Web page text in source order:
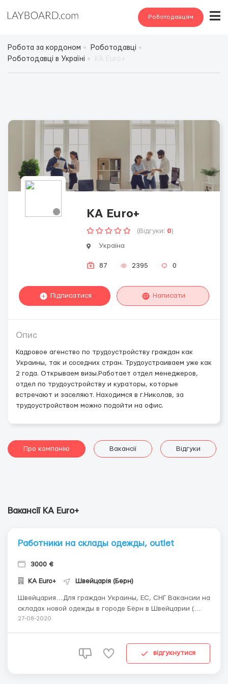
Роботодавцям
Робота за кордоном
Роботодавці
Роботодавці в Україні
KA Euro+
(Відгуки: 0)
Україна
87 2395 0
Підписатися Написати
Опис
Кадровое агенство по трудоустройству граждан как
Украины, так и соседних стран. Трудоустраиваем уже как
2 года. Открываем визы.Работает отдел менеджеров,
отдел по трудоустройству и кураторы, которые
встречают и заселяют. Находимся в г.Николав, за
трудоустройством можно подойти на офис.
Про компанію Вакансії Відгуки
Вакансії KA Euro+
Работники на склады одежды, outlet
3000 €
KA Euro+ Швейцарія (Берн)
Швейцария…Для граждан Украины, ЕС, СНГ Вакансии на
складах новой одежды в городе Бёрн в Швейцарии (
аутлет ). График работы: 8-10 часов в день, 5-6 дней в
27-08-2020
відгукнутися